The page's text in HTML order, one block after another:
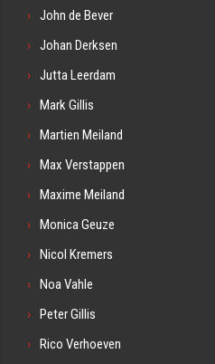
John de Bever
Johan Derksen
Jutta Leerdam
Mark Gillis
Martien Meiland
Max Verstappen
Maxime Meiland
Monica Geuze
Nicol Kremers
Noa Vahle
Peter Gillis
Rico Verhoeven